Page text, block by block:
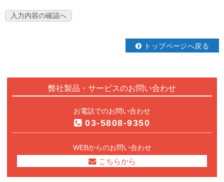
トップページへ戻る
弊社製品・サービスのお問い合わせ
お電話でのお問い合わせ
03-5808-9350
WEBからのお問い合わせ
こちらから